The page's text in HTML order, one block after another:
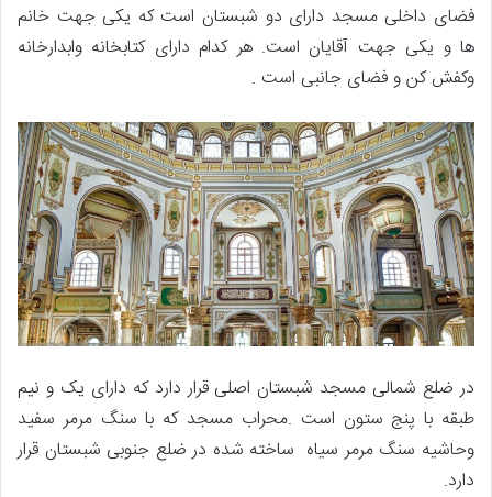
فضای داخلی مسجد دارای دو شبستان است که یکی جهت خانم
ها و یکی جهت آقایان است. هر کدام دارای کتابخانه وابدارخانه
وکفش کن و فضای جانبی است .
در ضلع شمالی مسجد شبستان اصلی قرار دارد که دارای یک و نیم
طبقه با پنج ستون است .محراب مسجد که با سنگ مرمر سفید
وحاشیه سنگ مرمر سیاه ساخته شده در ضلع جنوبی شبستان قرار
دارد.